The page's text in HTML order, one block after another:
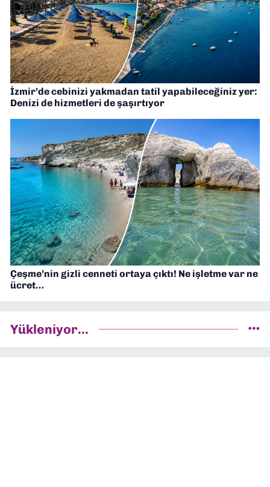
İzmir’de cebinizi yakmadan tatil yapabileceğiniz yer:
Denizi de hizmetleri de şaşırtıyor
Çeşme’nin gizli cenneti ortaya çıktı! Ne işletme var ne
ücret…
Yükleniyor...